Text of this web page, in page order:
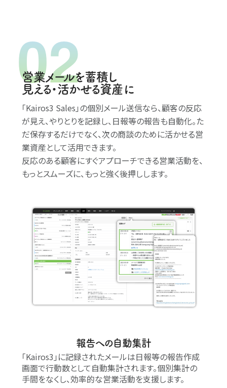
営業メールを蓄積し
見える・活かせる資産に
｢Kairos3 Sales｣の個別メール送信なら、顧客の反応
が見え、やりとりを記録し、日報等の報告も自動化。た
だ保存するだけでなく、次の商談のために活かせる営
業資産として活用できます。
反応のある顧客にすぐアプローチできる営業活動を、
もっとスムーズに、もっと強く後押しします。
報告への自動集計
｢Kairos3｣に記録されたメールは日報等の報告作成
画面で行動数として自動集計されます。個別集計の
手間をなくし、効率的な営業活動を支援します。